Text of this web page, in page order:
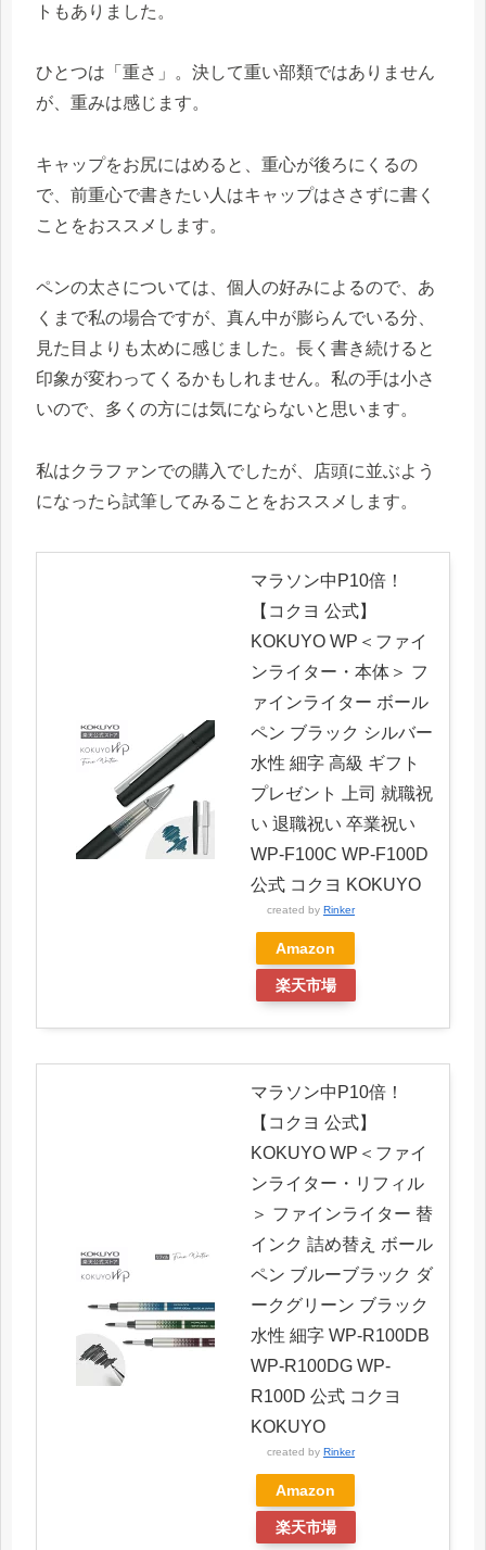
トもありました。
ひとつは「重さ」。決して重い部類ではありません
が、重みは感じます。
キャップをお尻にはめると、重心が後ろにくるの
で、前重心で書きたい人はキャップはささずに書く
ことをおススメします。
ペンの太さについては、個人の好みによるので、あ
くまで私の場合ですが、真ん中が膨らんでいる分、
見た目よりも太めに感じました。長く書き続けると
印象が変わってくるかもしれません。私の手は小さ
いので、多くの方には気にならないと思います。
私はクラファンでの購入でしたが、店頭に並ぶよう
になったら試筆してみることをおススメします。
マラソン中P10倍！
【コクヨ 公式】
KOKUYO WP＜ファイ
ンライター・本体＞ フ
ァインライター ボール
ペン ブラック シルバー
水性 細字 高級 ギフト
プレゼント 上司 就職祝
い 退職祝い 卒業祝い
WP-F100C WP-F100D
公式 コクヨ KOKUYO
created by Rinker
Amazon
楽天市場
マラソン中P10倍！
【コクヨ 公式】
KOKUYO WP＜ファイ
ンライター・リフィル
＞ ファインライター 替
インク 詰め替え ボール
ペン ブルーブラック ダ
ークグリーン ブラック
水性 細字 WP-R100DB
WP-R100DG WP-
R100D 公式 コクヨ
KOKUYO
created by Rinker
Amazon
楽天市場